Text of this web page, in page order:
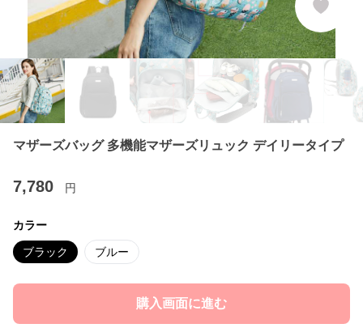
マザーズバッグ 多機能マザーズリュック デイリータイプ
7,780 円
カラー
ブラック ブルー
購入画面に進む